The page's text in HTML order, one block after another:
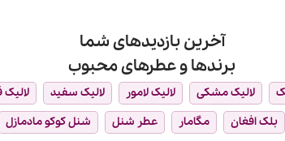
آخرین بازدیدهای شما
برندها و عطرهای محبوب
لالیک مشکی لالیک لامور لالیک سفید لالیک
بلک افغان مگامار عطر شنل شنل کوکو مادمازل